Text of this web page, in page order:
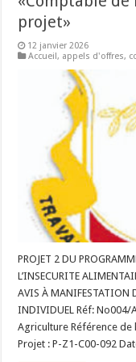
projet»
12 janvier 2026
Accueil, appels d'offres,
PROJET 2 DU
L’INSECURITE
AVIS À MANIFESTATION
INDIVIDUEL Réf: No004/
Agriculture Référence de
Projet : P-Z1-C00-092